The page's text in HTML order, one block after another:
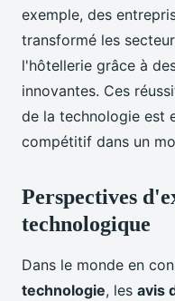
exemple, des
transformé les
l'hôtellerie grâce à
innovantes. Ces
de la technologie est
compétitif dans un
Perspectives
technologique
Dans le monde en
technologie, les avis